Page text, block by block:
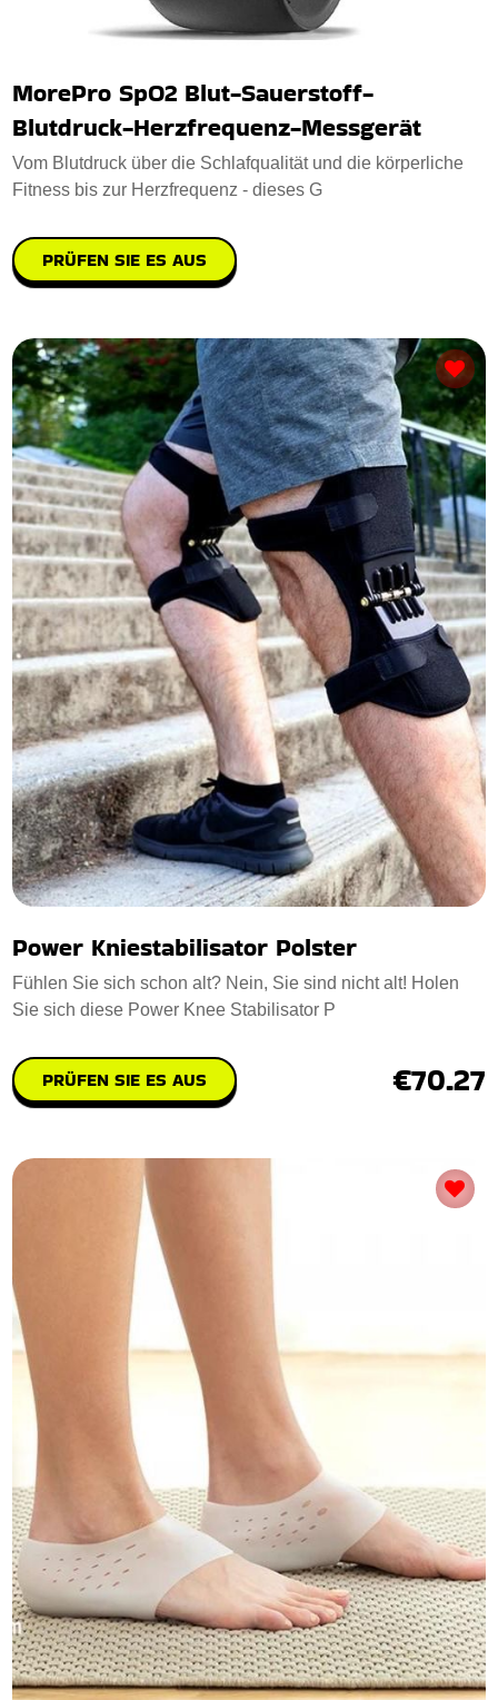
MorePro SpO2 Blut-Sauerstoff-
Blutdruck-Herzfrequenz-Messgerät
Vom Blutdruck über die Schlafqualität und die körperliche
Fitness bis zur Herzfrequenz - dieses G
PRÜFEN SIE ES AUS
Power Kniestabilisator Polster
Fühlen Sie sich schon alt? Nein, Sie sind nicht alt! Holen
Sie sich diese Power Knee Stabilisator P
PRÜFEN SIE ES AUS €70.27